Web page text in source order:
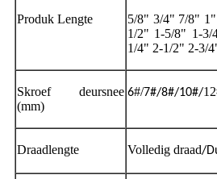
Produk Lengte
5/8" 3/4" 7/8"
1/2" 1-5/8" 1-
1/4" 2-1/2" 2-3/
Skroef deursnee
(mm)
6#/7#/8#/10#/
Draadlengte Volledig draad/